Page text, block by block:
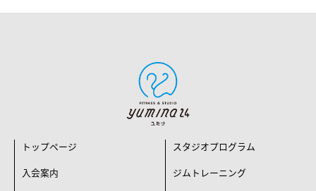
トップページ
入会案内
スタジオプログラム
ジムトレーニング